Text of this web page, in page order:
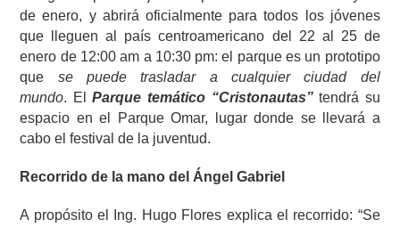
de enero, y abrirá oficialmente para todos los jóvenes
que lleguen al país centroamericano del 22 al 25 de
enero de 12:00 am a 10:30 pm: el parque es un prototipo
que se puede trasladar a cualquier ciudad del
mundo. ElParque temático “Cristonautas” tendrá su
espacio en el Parque Omar, lugar donde se llevará a
cabo el festival de la juventud.
Recorrido de la mano del Ángel Gabriel
A propósito el Ing. Hugo Flores explica el recorrido: “Se